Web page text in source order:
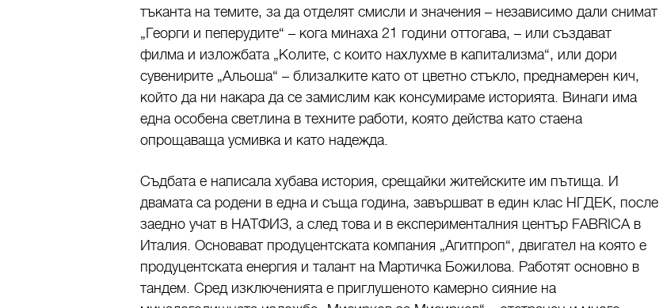
тъканта на темите, за да отделят смисли и значения – независимо дали снимат
„Георги и пеперудите“ – кога минаха 21 години оттогава, – или създават
филма и изложбата „Колите, с които нахлухме в капитализма“, или дори
сувенирите „Альоша“ – близалките като от цветно стъкло, преднамерен кич,
който да ни накара да се замислим как консумираме историята. Винаги има
една особена светлина в техните работи, която действа като стаена
опрощаваща усмивка и като надежда.
Съдбата е написала хубава история, срещайки житейските им пътища. И
двамата са родени в една и съща година, завършват в един клас НГДЕК, после
заедно учат в НАТФИЗ, а след това и в експерименталния център FABRICA в
Италия. Основават продуцентската компания „Агитпроп“, двигател на която е
продуцентската енергия и талант на Мартичка Божилова. Работят основно в
тандем. Сред изключенията е приглушеното камерно сияние на